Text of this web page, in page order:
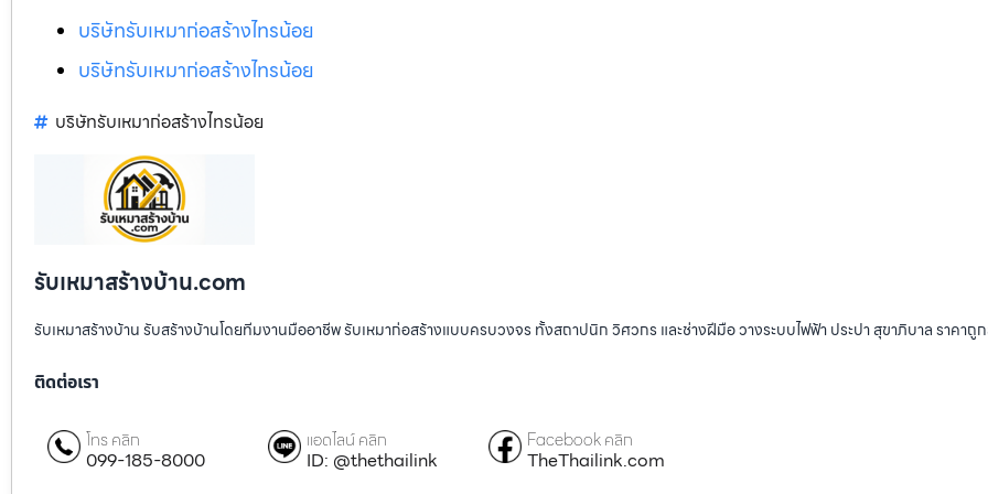
บริษัทรับเหมาก่อสร้างไทรน้อย
บริษัทรับเหมาก่อสร้างไทรน้อย
บริษัทรับเหมาก่อสร้างไทรน้อย
รับเหมาสร้างบ้าน.com
รับเหมาสร้างบ้าน รับสร้างบ้านโดยทีมงานมืออาชีพ รับเหมาก่อสร้างแบบครบวงจร ทั้งสถาปนิก วิศวกร และช่างฝีมือ วางระบบไฟฟ้า ประปา สุขาภิบาล ราคาถู
ติดต่อเรา
โทร คลิก
099-185-8000
แอดไลน์ คลิก
ID: @thethailink
Facebook คลิก
TheThailink.com